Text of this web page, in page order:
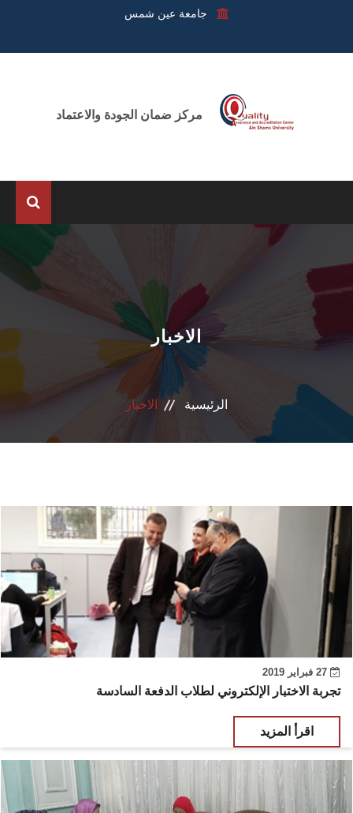
جامعة عين شمس
عن المركز
الوحدات
الدبلوم المهني
تسجيل الدورات
اتصل بنا
الاخبار
الرئيسية الاخبار
تجربة الاختبار الإلكتروني لطلاب الدفعة السادسة
اقرأ المزيد